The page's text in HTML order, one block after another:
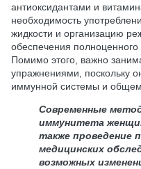
антиоксидантами и
необходимость
жидкости и организацию
обеспечения
Помимо этого, важно
упражнениями, поскольку
иммунной системы и
Современные
иммунитета
также проведение
медицинских
возможных